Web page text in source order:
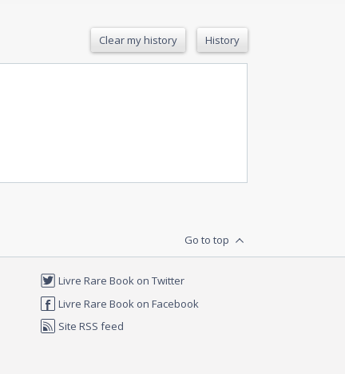
Clear my history History
Go to top
Livre Rare Book on Twitter
Livre Rare Book on Facebook
Site RSS feed